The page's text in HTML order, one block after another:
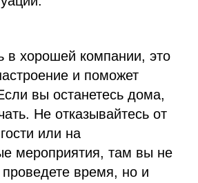
в хорошей компании, это
и поможет
вы останетесь дома,
Не отказывайтесь от
или на
мероприятия, там вы не
проведете время, но и